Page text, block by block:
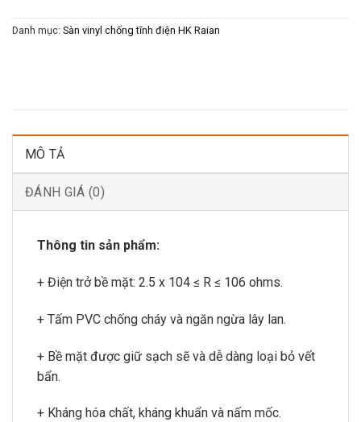
Danh mục: Sàn vinyl chống tĩnh điện HK Raian
MÔ TẢ
ĐÁNH GIÁ (0)
Thông tin sản phẩm:
+ Điện trở bề mặt: 2.5 x 104 ≤ R ≤ 106 ohms.
+ Tấm PVC chống cháy và ngăn ngừa lây lan.
+ Bề mặt được giữ sạch sẽ và dễ dàng loại bỏ vết
bẩn.
+ Kháng hóa chất, kháng khuẩn và nấm mốc.